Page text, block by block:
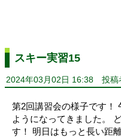
スキー実習15
2024年03月02日 16:38 投稿
第2回講習会の様子です！
ようになってきました。
す！ 明日はもっと長い距